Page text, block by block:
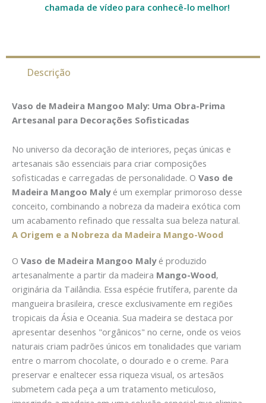
chamada de vídeo para conhecê-lo melhor!
Descrição
Vaso de Madeira Mangoo Maly: Uma Obra-Prima
Artesanal para Decorações Sofisticadas
No universo da decoração de interiores, peças únicas e
artesanais são essenciais para criar composições
sofisticadas e carregadas de personalidade. O Vaso de
Madeira Mangoo Malyé um exemplar primoroso desse
conceito, combinando a nobreza da madeira exótica com
um acabamento refinado que ressalta sua beleza natural.
A Origem e a Nobreza da Madeira Mango-Wood
O Vaso de Madeira Mangoo Malyé produzido
artesanalmente a partir da madeira Mango-Wood,
originária da Tailândia. Essa espécie frutífera, parente da
mangueira brasileira, cresce exclusivamente em regiões
tropicais da Ásia e Oceania. Sua madeira se destaca por
apresentar desenhos "orgânicos" no cerne, onde os veios
naturais criam padrões únicos em tonalidades que variam
entre o marrom chocolate, o dourado e o creme. Para
preservar e enaltecer essa riqueza visual, os artesãos
submetem cada peça a um tratamento meticuloso,